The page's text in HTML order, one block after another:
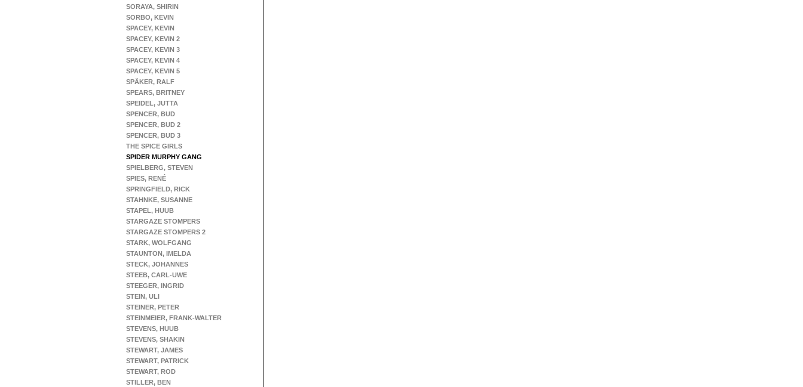
SORAYA, SHIRIN
SORBO, KEVIN
SPACEY, KEVIN
SPACEY, KEVIN 2
SPACEY, KEVIN 3
SPACEY, KEVIN 4
SPACEY, KEVIN 5
SPÄKER, RALF
SPEARS, BRITNEY
SPEIDEL, JUTTA
SPENCER, BUD
SPENCER, BUD 2
SPENCER, BUD 3
THE SPICE GIRLS
SPIDER MURPHY GANG
SPIELBERG, STEVEN
SPIES, RENÉ
SPRINGFIELD, RICK
STAHNKE, SUSANNE
STAPEL, HUUB
STARGAZE STOMPERS
STARGAZE STOMPERS 2
STARK, WOLFGANG
STAUNTON, IMELDA
STECK, JOHANNES
STEEB, CARL-UWE
STEEGER, INGRID
STEIN, ULI
STEINER, PETER
STEINMEIER, FRANK-WALTER
STEVENS, HUUB
STEVENS, SHAKIN
STEWART, JAMES
STEWART, PATRICK
STEWART, ROD
STILLER, BEN